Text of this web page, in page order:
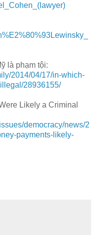
là phạm tội:
2014/04/17/in-which-
28936155/
Likely a Criminal
democracy/news/2
payments-likely-